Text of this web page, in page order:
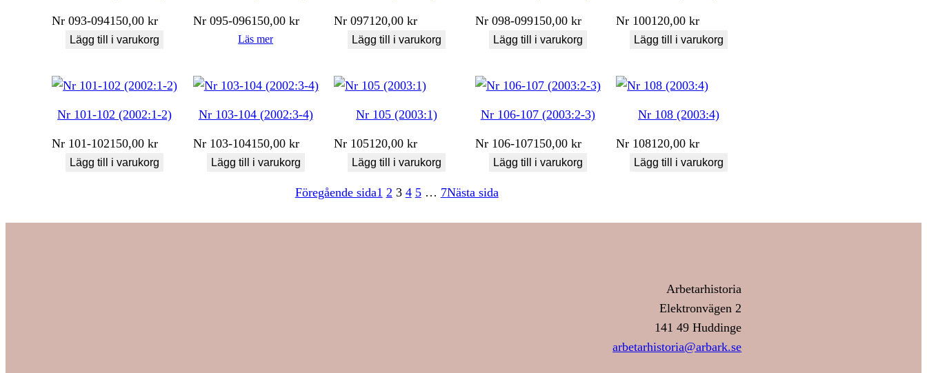
Nr 093-094150,00kr
Lägg till i varukorg
Nr 095-096150,00 kr
Läs mer
Nr 097120,00kr
Lägg till i varukorg
Nr 098-099150,00 kr
Lägg till i varukorg
Nr 100120,00kr
Lägg till i varukorg
Nr 101-102 (2002:1-2)
Nr 101-102150,00kr
Lägg till i varukorg
Nr 103-104 (2002:3-4)
Nr 103-104150,00 kr
Lägg till i varukorg
Nr 105 (2003:1)
Nr 105120,00kr
Lägg till i varukorg
Nr 106-107 (2003:2-3)
Nr 106-107150,00 kr
Lägg till i varukorg
Nr 108 (2003:4)
Nr 108120,00kr
Lägg till i varukorg
Föregående sida1 2 3 4 5 … 7Nästa sida
Arbetarhistoria
Elektronvägen 2
141 49 Huddinge
arbetarhistoria@arbark.se